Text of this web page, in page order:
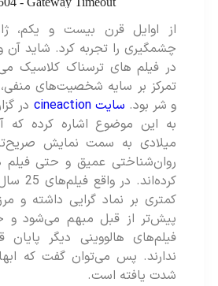
از اوایل قرن بیست‌ و یکم،
چشمگیری را تجربه کرد. شاید
در فیلم های ترسناک کلاسیک
تمرکز بر سایه شخصیت‌های منفی،
و شر بود. سایت cineaction
در
میلادی به سمت نمایش
روان‌شناختی عمیق و حتی
کمتری بر نماد گرایی داشته و
پیش‌تر از قبل مبهم می‌شود و
فیلم‌های هالووینی دیگر
ندارند. پس می‌توان گفت که
شدت یافته است.